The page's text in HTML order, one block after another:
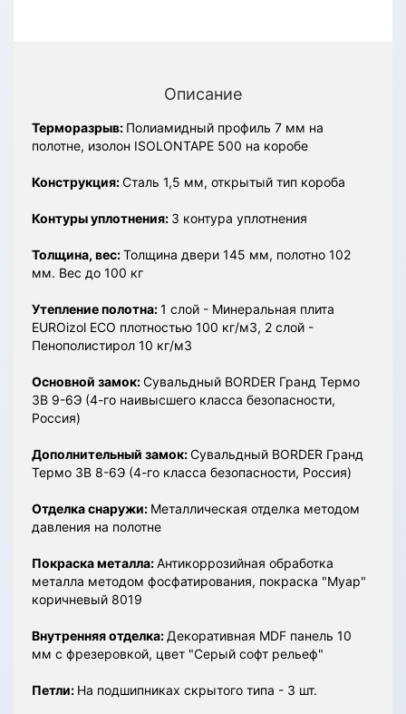
Описание
Терморазрыв: Полиамидный профиль 7 мм на
полотне, изолон ISOLONTAPE 500 на коробе
Конструкция:Сталь 1,5 мм, открытый тип короба
Контуры уплотнения: 3 контура уплотнения
Толщина, вес:Толщина двери 145 мм, полотно 102
мм. Вес до 100 кг
Утепление полотна:1 слой - Минеральная плита
EUROizol ECO плотностью 100 кг/м3, 2 слой -
Пенополистирол 10 кг/м3
Основной замок:Сувальдный BORDER Гранд Термо
3В 9-6Э (4-го наивысшего класса безопасности,
Россия)
Дополнительный замок:Сувальдный BORDER Гранд
Термо 3В 8-6Э (4-го класса безопасности, Россия)
Отделка снаружи: Металлическая отделка методом
давления на полотне
Покраска металла:Антикоррозийная обработка
металла методом фосфатирования, покраска "Муар"
коричневый 8019
Внутренняя отделка: Декоративная MDF панель 10
мм с фрезеровкой, цвет "Серый софт рельеф"
Петли: На подшипниках скрытого типа - 3 шт.